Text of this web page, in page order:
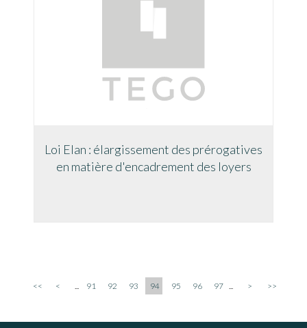
Loi Elan : élargissement des prérogatives
en matière d'encadrement des loyers
<< < 91 92 93 94 95 96 97 > >>